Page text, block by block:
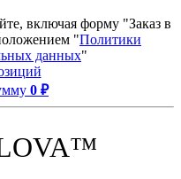
включая форму "Заказ в
"Политики
данных"
0 ₽